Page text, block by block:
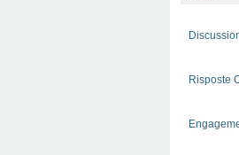
Risposte